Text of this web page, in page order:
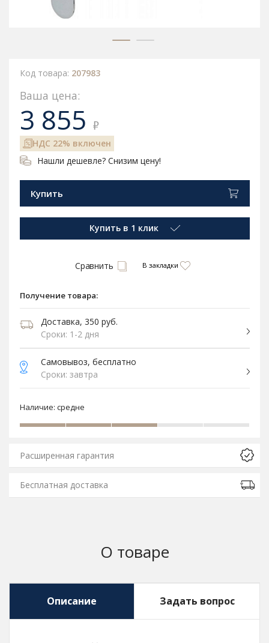
Код товара: 207983
Ваша цена:
3 855 ₽
НДС 22% включен
Нашли дешевле? Снизим цену!
Купить
Купить в 1 клик
Сравнить В закладки
Получение товара:
Доставка, 350 руб.
Сроки: 1-2 дня
Самовывоз, бесплатно
Сроки: завтра
Наличие: средне
Расширенная гарантия
Бесплатная доставка
О товаре
Описание Задать вопрос